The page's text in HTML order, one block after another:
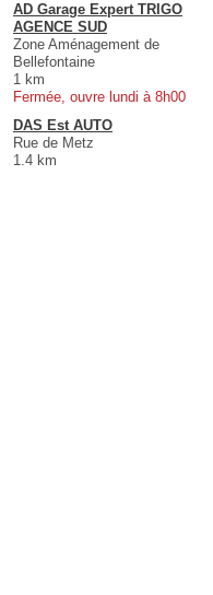
AD Garage Expert TRIGO
AGENCE SUD
Zone Aménagement de
Bellefontaine
1 km
Fermée, ouvre lundi à 8h00
DAS Est AUTO
Rue de Metz
1.4 km